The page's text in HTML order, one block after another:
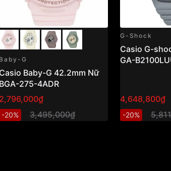
Baby-G
Casio Baby-G 42.2mm Nữ
BGA-275-4ADR
2,796,000₫
-20% 3,495,000₫
G-Shock
Casio G-
GA-
4,648,800₫
-20%